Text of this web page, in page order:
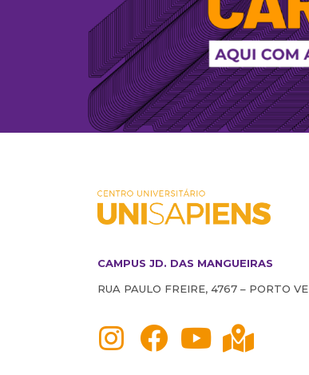
CAMPUS JD. DAS MANGUEIRAS
RUA PAULO FREIRE, 4767 – PORTO